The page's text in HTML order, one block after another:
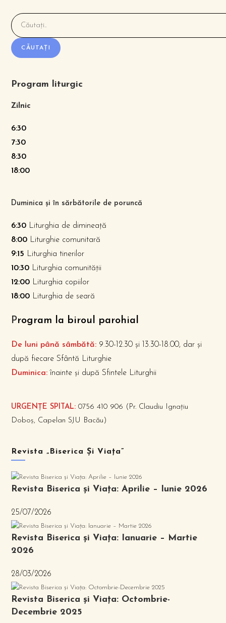
CĂUTAȚI
Program liturgic
Zilnic
6:30
7:30
8:30
18:00
Duminica și în sărbătorile de poruncă
6:30 Liturghia de dimineață
8:00 Liturghie comunitară
9:15 Liturghia tinerilor
10:30 Liturghia comunității
12:00 Liturghia copiilor
18:00 Liturghia de seară
Program la biroul parohial
De luni până sâmbătă: 9.30-12.30 și 13.30-18.00, dar și
după fiecare Sfântă Liturghie
Duminica: înainte și după Sfintele Liturghii
URGENȚE SPITAL: 0756 410 906 (Pr. Claudiu Ignațiu
Doboș, Capelan SJU Bacău)
Revista „Biserica Și Viața”
Revista Biserica și Viața: Aprilie – Iunie 2026
25/07/2026
Revista Biserica și Viața: Ianuarie – Martie
2026
28/03/2026
Revista Biserica și Viața: Octombrie-
Decembrie 2025